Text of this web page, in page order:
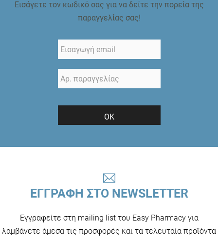
Εισάγετε τον κωδικό σας για να δείτε την πορεία της
παραγγελίας σας!
ΟΚ
ΕΓΓΡΑΦΗ ΣΤΟ NEWSLETTER
Εγγραφείτε στη mailing list του Easy Pharmacy για
λαμβάνετε άμεσα τις προσφορές και τα τελευταία προϊόντα